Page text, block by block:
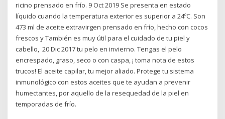
ricino prensado en frío. 9 Oct 2019 Se presenta en estado
líquido cuando la temperatura exterior es superior a 24ºC. Son
473 ml de aceite extravirgen prensado en frío, hecho con cocos
frescos y También es muy útil para el cuidado de tu piel y
cabello, 20 Dic 2017 tu pelo en invierno. Tengas el pelo
encrespado, graso, seco o con caspa, ¡ toma nota de estos
trucos! El aceite capilar, tu mejor aliado. Protege tu sistema
inmunológico con estos aceites que te ayudan a prevenir
humectantes, por aquello de la resequedad de la piel en
temporadas de frío.